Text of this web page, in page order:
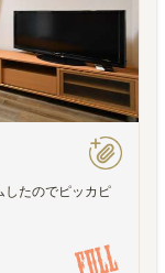
したのでピッカピ